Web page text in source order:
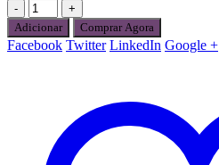
-
+
Adicionar
Comprar Agora
Facebook Twitter LinkedIn Google +